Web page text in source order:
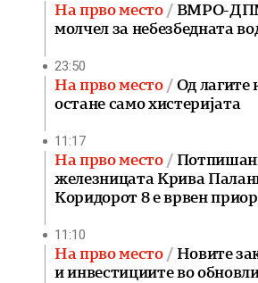
На прво место
ВМРО-
молчел за небезбедната
23:50
На прво место
Од лагите
остане само хистеријата
11:17
На прво место
железницата Крива
Коридорот 8 е врвен
11:10
На прво место
Новите
и инвестициите во